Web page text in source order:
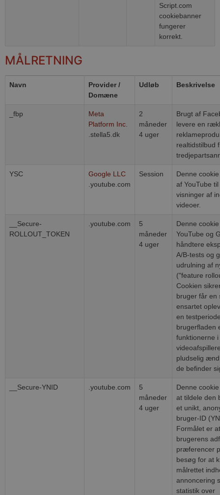
Script.com
cookiebanner
fungerer
korrekt.
MÅLRETNING
Navn
Provider /
Domæne
Udløb Beskrivelse
_fbp
Meta
Platform Inc.
.stella5.dk
2
måneder
4 uger
Brugt af
levere en
realtidstilbud
YSC
Google LLC
.youtube.com
Session
Denne
af YouTube
visninger af
videoer.
__Secure-
ROLLOUT_TOKEN
.youtube.com
5
måneder
4 uger
Denne
YouTube og
håndtere
A/B-tests og
udrulning af
("feature
Cookien
bruger får en
ensartet
en
brugerfladen
funktionerne i
pludselig
de befinder
__Secure-YNID .youtube.com
5
måneder
4 uger
Denne
at tildele den
et unikt,
bruger-ID
Formålet er
brugerens
præferencer
besøg for at
målrettet
annoncering
statistik over